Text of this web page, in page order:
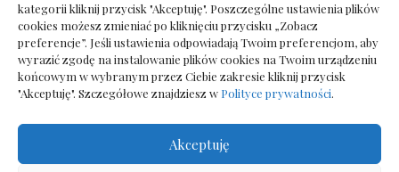
kategorii kliknij przycisk "Akceptuję". Poszczególne ustawienia plików
cookies możesz zmieniać po kliknięciu przycisku „Zobacz
preferencje”. Jeśli ustawienia odpowiadają Twoim preferencjom, aby
wyrazić zgodę na instalowanie plików cookies na Twoim urządzeniu
końcowym w wybranym przez Ciebie zakresie kliknij przycisk
"Akceptuję". Szczegółowe znajdziesz w Polityce prywatności.
Akceptuję